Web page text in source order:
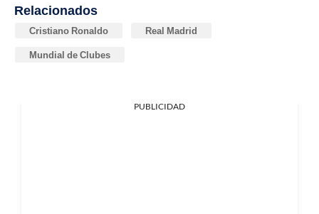
Relacionados
Cristiano Ronaldo Real Madrid
Mundial de Clubes
PUBLICIDAD